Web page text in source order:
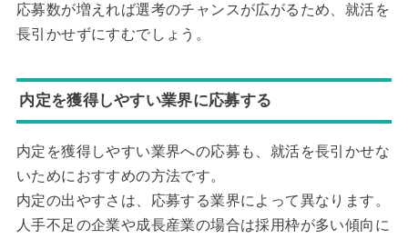
応募数が増えれば選考のチャンスが広がるため、就活を
長引かせずにすむでしょう。
内定を獲得しやすい業界に応募する
内定を獲得しやすい業界への応募も、就活を長引かせな
いためにおすすめの方法です。
内定の出やすさは、応募する業界によって異なります。
人手不足の企業や成長産業の場合は採用枠が多い傾向に